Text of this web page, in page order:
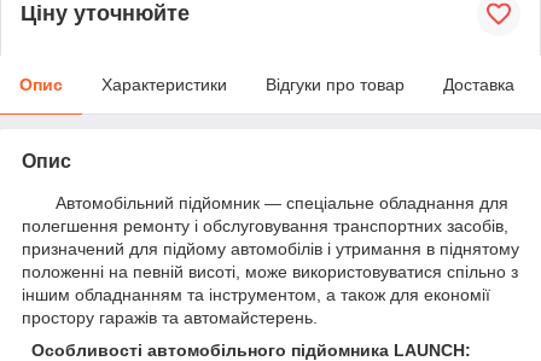
Ціну уточнюйте
Опис Характеристики Відгуки про товар Доставка
Опис
Автомобільний підйомник — спеціальне обладнання для
полегшення ремонту і обслуговування транспортних засобів,
призначений для підйому автомобілів і утримання в піднятому
положенні на певній висоті, може використовуватися спільно з
іншим обладнанням та інструментом, а також для економії
простору гаражів та автомайстерень.
Особливості автомобільного підйомника LAUNCH: